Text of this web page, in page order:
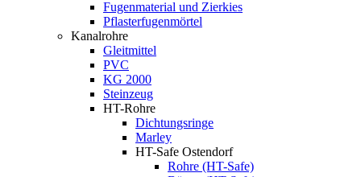
Fugenmaterial und Zierkies
Pflasterfugenmörtel
Kanalrohre
Gleitmittel
PVC
KG 2000
Steinzeug
HT-Rohre
Dichtungsringe
Marley
HT-Safe Ostendorf
Rohre (HT-Safe)